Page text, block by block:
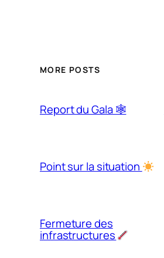
MORE POSTS
Report du Gala 🕸
Point sur la situation
Fermeture des
infrastructures